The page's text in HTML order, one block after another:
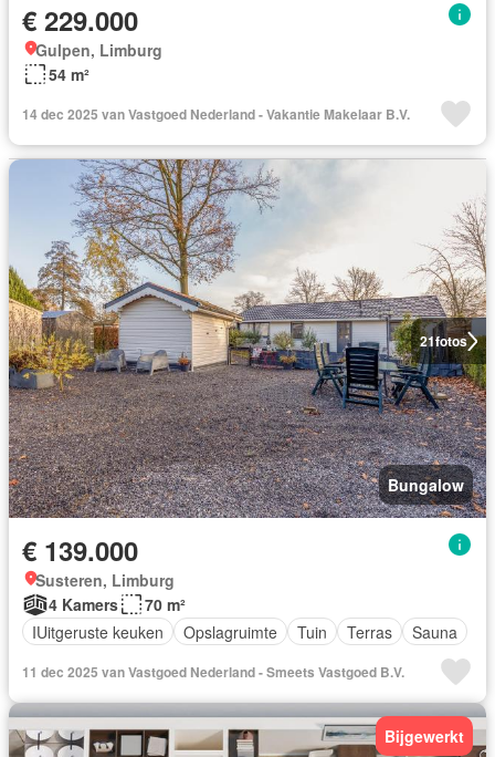
€ 229.000
Gulpen, Limburg
54 m²
14 dec 2025 van Vastgoed Nederland - Vakantie Makelaar B.V.
21fotos
Bungalow
€ 139.000
Susteren, Limburg
4 Kamers
70 m²
IUitgeruste keuken
Opslagruimte Tuin Terras Sauna
11 dec 2025 van Vastgoed Nederland - Smeets Vastgoed B.V.
Bijgewerkt